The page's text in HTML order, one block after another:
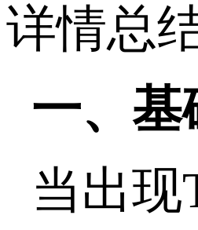
详情总
一、基
当出现